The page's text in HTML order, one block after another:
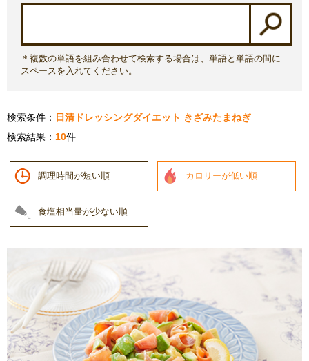
＊複数の単語を組み合わせて検索する場合は、単語と単語の間に
スペースを入れてください。
検索条件： 日清ドレッシングダイエット きざみたまねぎ
検索結果： 10件
調理時間が短い順 カロリーが低い順
食塩相当量が少ない順